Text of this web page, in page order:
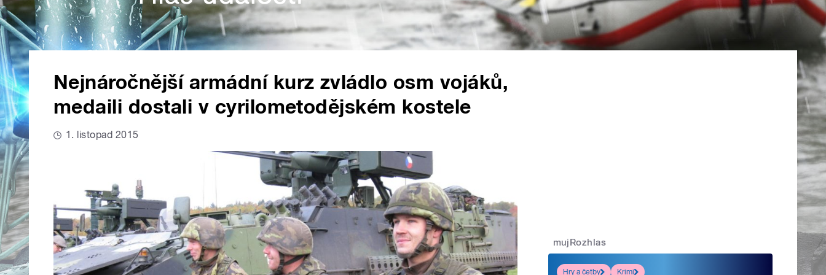
Nejnáročnější armádní kurz zvládlo osm vojáků,
medaili dostali v cyrilometodějském kostele
1. listopad 2015
mujRozhlas
Hry a četby Krimi